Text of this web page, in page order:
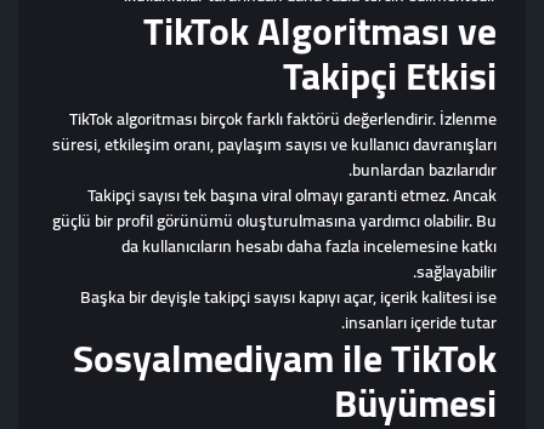
TikTok Algoritması ve
Takipçi Etkisi
TikTok algoritması birçok farklı faktörü değerlendirir. İzlenme
süresi, etkileşim oranı, paylaşım sayısı ve kullanıcı davranışları
bunlardan bazılarıdır.
Takipçi sayısı tek başına viral olmayı garanti etmez. Ancak
güçlü bir profil görünümü oluşturulmasına yardımcı olabilir. Bu
da kullanıcıların hesabı daha fazla incelemesine katkı
sağlayabilir.
Başka bir deyişle takipçi sayısı kapıyı açar, içerik kalitesi ise
insanları içeride tutar.
Sosyalmediyam ile TikTok
Büyümesi